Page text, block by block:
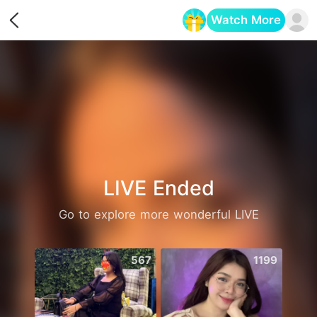
Watch More
LIVE Ended
Go to explore more wonderful LIVE
567 1199